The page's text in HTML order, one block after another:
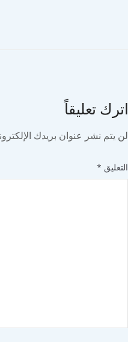
تعليقاً
نشر عنوان بريدك الإلكتروني.
*